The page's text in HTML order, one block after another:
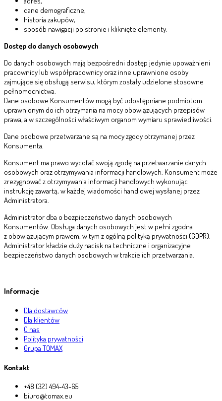
dane demograficzne,
historia zakupów,
sposób nawigacji po stronie i kliknięte elementy.
Dostęp do danych osobowych
Do danych osobowych mają bezpośredni dostęp jedynie upoważnieni
pracownicy lub współpracownicy oraz inne uprawnione osoby
zajmujące się obsługą serwisu, którym zostały udzielone stosowne
pełnomocnictwa.
Dane osobowe Konsumentów mogą być udostępniane podmiotom
uprawnionym do ich otrzymania na mocy obowiązujących przepisów
prawa, a w szczególności właściwym organom wymiaru sprawiedliwości.
Dane osobowe przetwarzane są na mocy zgody otrzymanej przez
Konsumenta.
Konsument ma prawo wycofać swoją zgodę na przetwarzanie danych
osobowych oraz otrzymywania informacji handlowych. Konsument może
zrezygnować z otrzymywania informacji handlowych wykonując
instrukcję zawartą, w każdej wiadomości handlowej wysłanej przez
Administratora.
Administrator dba o bezpieczeństwo danych osobowych
Konsumentów. Obsługa danych osobowych jest w pełni zgodna
z obowiązującym prawem, w tym z ogólną polityką prywatności (GDPR).
Administrator kładzie duży nacisk na techniczne i organizacyjne
bezpieczeństwo danych osobowych w trakcie ich przetwarzania.
Informacje
Dla dostawców
Dla klientów
O nas
Polityka prywatności
Grupa TOMAX
Kontakt
+48 (32) 494-43-65
biuro@tomax.eu